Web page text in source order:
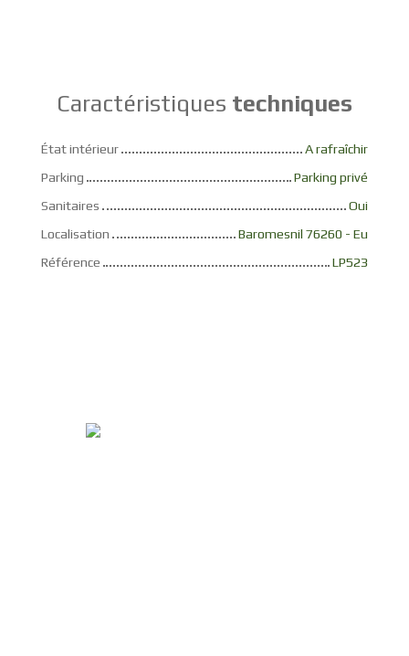
Caractéristiques techniques
État intérieur
A rafraîchir
Parking
Parking privé
Sanitaires
Oui
Localisation
Baromesnil 76260 - Eu
Référence
LP523